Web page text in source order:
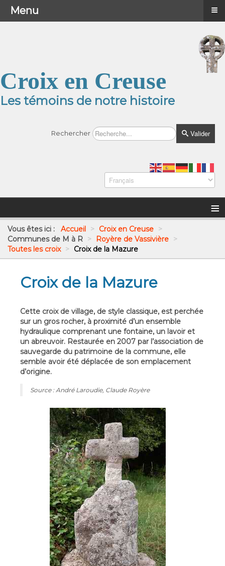
Croix en Creuse
Les témoins de notre histoire
Rechercher Valider
≡
Vous êtes ici : Accueil > Croix en Creuse >
Communes de M à R > Royère de Vassivière >
Toutes les croix > Croix de la Mazure
Croix de la Mazure
Cette croix de village, de style classique, est perchée
sur un gros rocher, à proximité d’un ensemble
hydraulique comprenant une fontaine, un lavoir et
un abreuvoir. Restaurée en 2007 par l’association de
sauvegarde du patrimoine de la commune, elle
semble avoir été déplacée de son emplacement
d’origine.
Source : André Laroudie, Claude Royère
Menu ≡
Menu ≡